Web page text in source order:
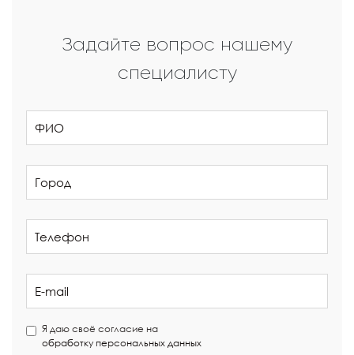
Задайте вопрос нашему
специалисту
Я даю своё согласие на
обработку персональных данных